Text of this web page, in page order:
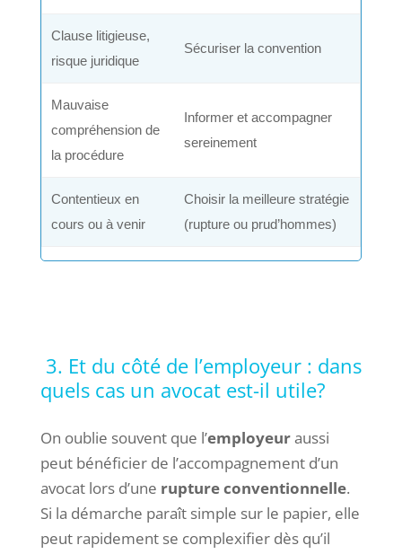
Clause litigieuse,
risque juridique
Sécuriser la convention
Mauvaise
compréhension de
la procédure
Informer et accompagner
sereinement
Contentieux en
cours ou à venir
Choisir la meilleure stratégie
(rupture ou prud’hommes)
3. Et du côté de l’employeur : dans
quels cas un avocat est-il utile?
On oublie souvent que l’employeuraussi
peut bénéficier de l’accompagnement d’un
avocat lors d’une rupture conventionnelle.
Si la démarche paraît simple sur le papier, elle
peut rapidement se complexifier dès qu’il